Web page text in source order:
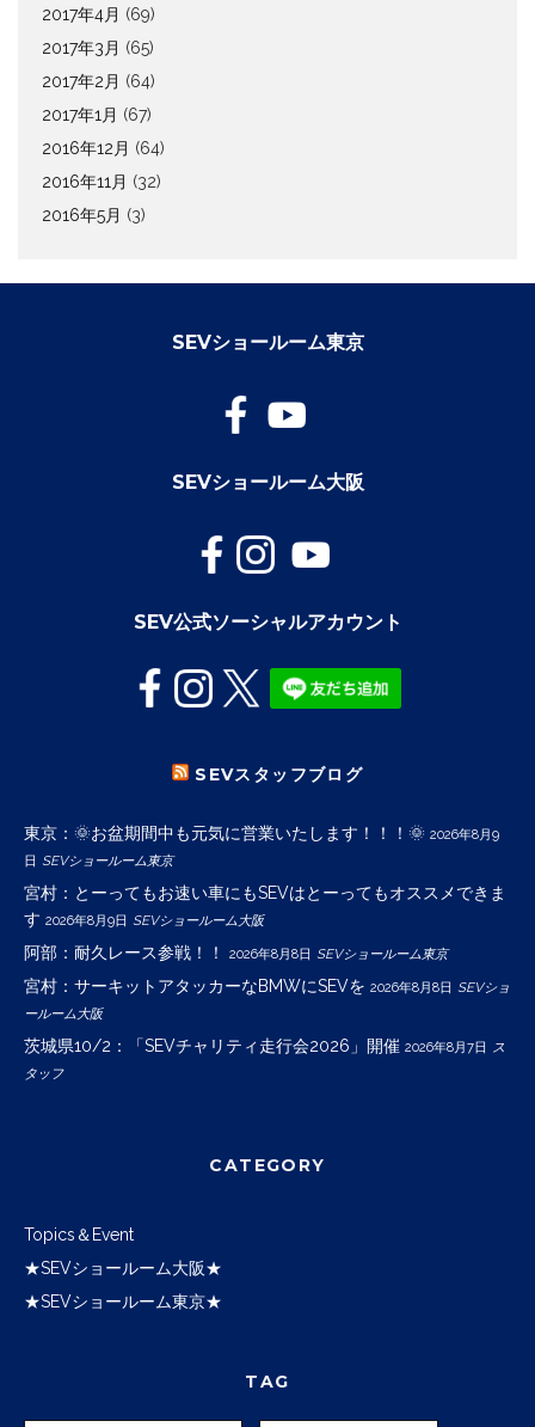
2017年4月 (69)
2017年3月 (65)
2017年2月 (64)
2017年1月 (67)
2016年12月 (64)
2016年11月 (32)
2016年5月 (3)
SEVショールーム東京
SEVショールーム大阪
SEV公式ソーシャルアカウント
SEVスタッフブログ
東京：🌞お盆期間中も元気に営業いたします！！！🌞 2026年8月9
日 SEVショールーム東京
宮村：とーってもお速い車にもSEVはとーってもオススメできま
す 2026年8月9日 SEVショールーム大阪
阿部：耐久レース参戦！！ 2026年8月8日 SEVショールーム東京
宮村：サーキットアタッカーなBMWにSEVを 2026年8月8日 SEVショ
ールーム大阪
茨城県10/2：「SEVチャリティ走行会2026」開催 2026年8月7日
ス
タッフ
CATEGORY
Topics＆Event
★SEVショールーム大阪★
★SEVショールーム東京★
TAG